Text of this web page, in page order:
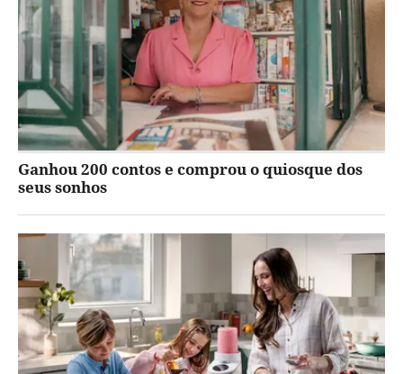
Ganhou 200 contos e comprou o quiosque dos
seus sonhos